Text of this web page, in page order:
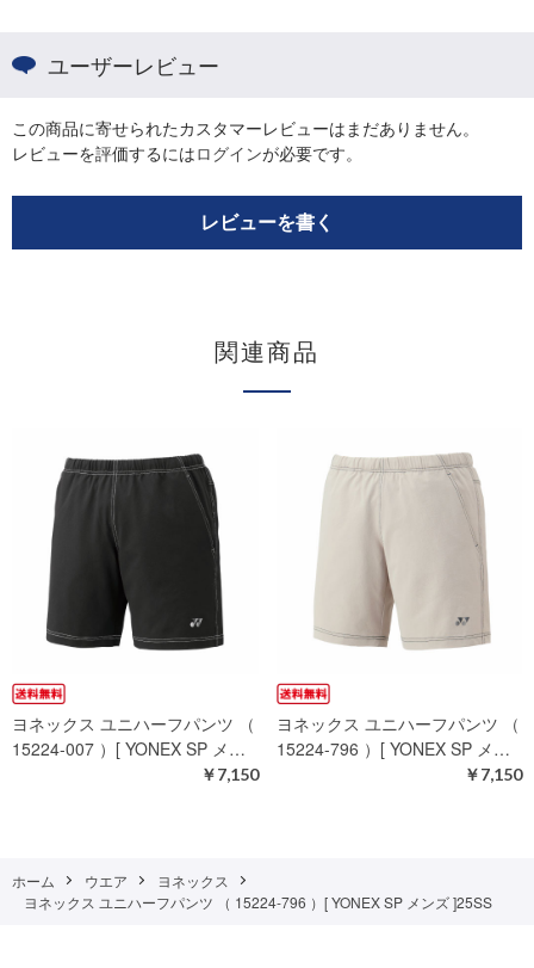
ユーザーレビュー
この商品に寄せられたカスタマーレビューはまだありません。
レビューを評価するにはログインが必要です。
レビューを書く
関連商品
ヨネックス ユニハーフパンツ （
15224-007 ）[ YONEX SP メ…
￥7,150
ヨネックス ユニハーフパンツ （
15224-796 ）[ YONEX SP メ…
￥7,150
ホーム ウエア
ヨネックス
ヨネックス ユニハーフパンツ （ 15224-796 ）[ YONEX SP メンズ ]25SS